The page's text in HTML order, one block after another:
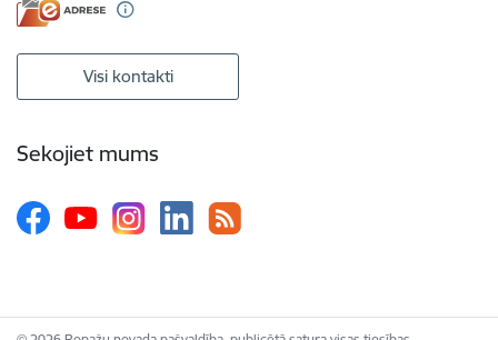
Visi kontakti
Sekojiet mums